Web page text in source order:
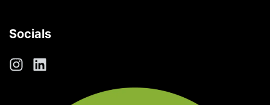
Socials